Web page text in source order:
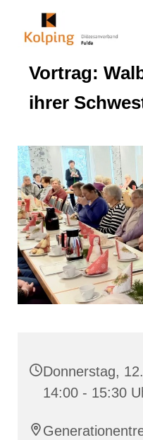
Vortrag:
ihrer
Donnerstag,
14:00 - 15:30